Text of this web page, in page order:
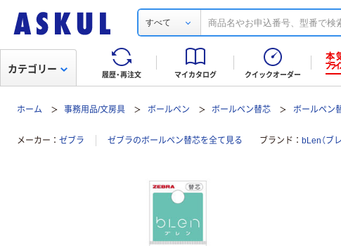
すべて
履歴・再注文 マイカタログ クイックオーダー
カテゴリー
ホーム 事務用品/文房具 ボールペン ボールペン替芯 ボールペン替
メーカー ゼブラ ゼブラのボールペン替芯を全て見る ブランド bLen（ブ